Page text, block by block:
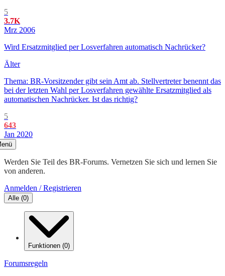
5
3.7K
Mrz 2006
Wird Ersatzmitglied per Losverfahren automatisch Nachrücker?
Älter
Thema: BR-Vorsitzender gibt sein Amt ab. Stellvertreter benennt das
bei der letzten Wahl per Losverfahren gewählte Ersatzmitglied als
automatischen Nachrücker. Ist das richtig?
5
643
Jan 2020
Werden Sie Teil des BR-Forums. Vernetzen Sie sich und lernen Sie
von anderen.
Anmelden / Registrieren
Alle (0)
Funktionen (0)
Forumsregeln